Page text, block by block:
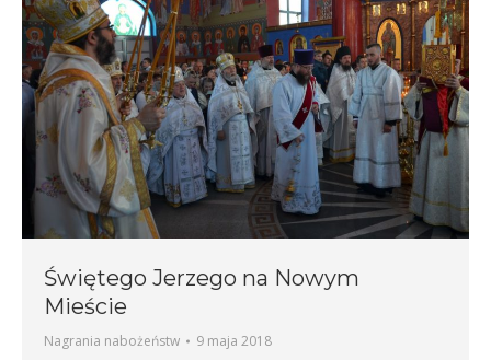
Świętego Jerzego na Nowym
Mieście
Nagrania nabożeństw 9 maja 2018